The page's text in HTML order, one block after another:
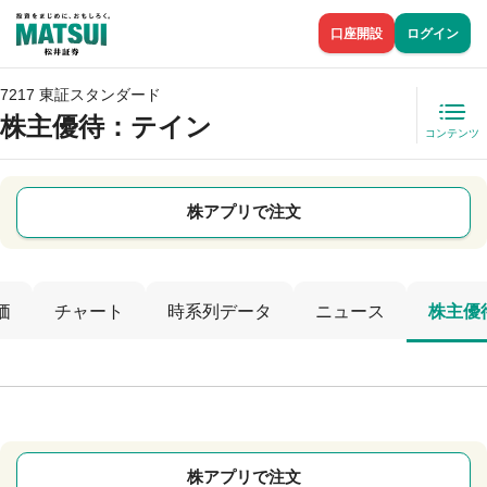
口座開設 ログイン
7217 東証スタンダード
株主優待：テイン コンテンツ
株アプリで注文
チャート 時系列データ ニュース 株主優
株アプリで注文